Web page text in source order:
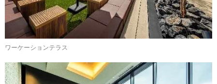
ワーケーションテラス